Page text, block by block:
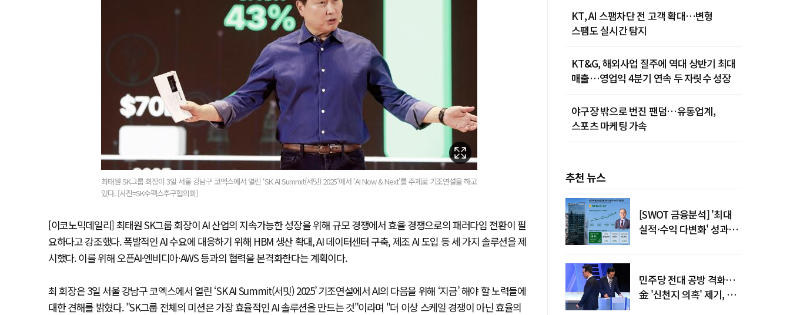
최태원 SK그룹 회장이 3일 서울 강남구 코엑스에서 열린 ‘SK AI Summit(서밋) 2025’에서 ‘AI Now & Next’를 주제로 기조연설을 하고
있다. [사진=SK수펙스추구협의회]
[이코노믹데일리] 최태원 SK그룹 회장이 AI 산업의 지속가능한 성장을 위해 규모 경쟁에서 효율 경쟁으로의 패러다임 전환이 필
요하다고 강조했다. 폭발적인 AI 수요에 대응하기 위해 HBM 생산 확대, AI 데이터센터 구축, 제조 AI 도입 등 세 가지 솔루션을 제
시했다. 이를 위해 오픈AI·엔비디아·AWS 등과의 협력을 본격화한다는 계획이다.
최 회장은 3일 서울 강남구 코엑스에서 열린 ‘SK AI Summit(서밋) 2025’ 기조연설에서 AI의 다음을 위해 ‘지금’ 해야 할 노력들에
대한 견해를 밝혔다. "SK그룹 전체의 미션은 가장 효율적인 AI 솔루션을 만드는 것"이라며 "더 이상 스케일 경쟁이 아닌 효율의
KT, AI 스팸차단 전 고객 확대…변형
스팸도 실시간 탐지
KT&G, 해외사업 질주에 역대 상반기 최대
매출…영업익 4분기 연속 두 자릿수 성장
야구장 밖으로 번진 팬덤…유통업계,
스포츠 마케팅 가속
추천 뉴스
[SWOT 금융분석] '최대
실적·수익 다변화' 성과…
민주당 전대 공방 격화…
金 '신천지 의혹' 제기, 鄭